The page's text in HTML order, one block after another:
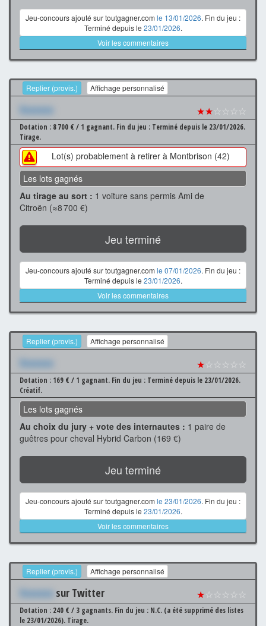
Jeu-concours ajouté sur toutgagner.com le 13/01/2026. Fin du jeu :
Terminé depuis le 23/01/2026.
Voir les commentaires
Replier (provis.) Affichage personnalisé
Xxxxxxx ★★☆☆☆☆
Dotation : 8 700 € / 1 gagnant. Fin du jeu : Terminé depuis le 23/01/2026.
Tirage.
Lot(s) probablement à retirer à Montbrison (42)
Les lots gagnés
Au tirage au sort : 1 voiture sans permis Ami de
Citroën (≈8 700 €)
Jeu terminé
Jeu-concours ajouté sur toutgagner.com le 07/01/2026. Fin du jeu :
Terminé depuis le 23/01/2026.
Voir les commentaires
Replier (provis.) Affichage personnalisé
Xxxxxxx ★☆☆☆☆☆
Dotation : 169 € / 1 gagnant. Fin du jeu : Terminé depuis le 23/01/2026.
Créatif.
Les lots gagnés
Au choix du jury + vote des internautes : 1 paire de
guêtres pour cheval Hybrid Carbon (169 €)
Jeu terminé
Jeu-concours ajouté sur toutgagner.com le 23/01/2026. Fin du jeu :
Terminé depuis le 23/01/2026.
Voir les commentaires
Replier (provis.) Affichage personnalisé
Xxxxxxx sur Twitter ★☆☆☆☆☆
Dotation : 240 € / 3 gagnants. Fin du jeu : N.C. (a été supprimé des listes
le 23/01/2026). Tirage.